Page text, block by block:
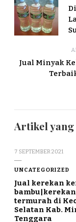
Jual Minyak
Artikel
7 SEPTEMBER 2021
UNCATEGORIZED
Jual kerekan
termurah di
Selatan Kab.
Tenggara